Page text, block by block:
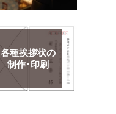
各種挨拶状の
制作･印刷